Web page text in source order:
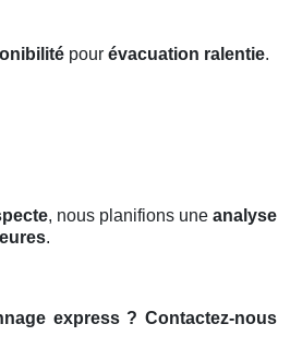
pour évacuation ralentie.
, nous planifions une analyse
.
express ? Contactez-nous